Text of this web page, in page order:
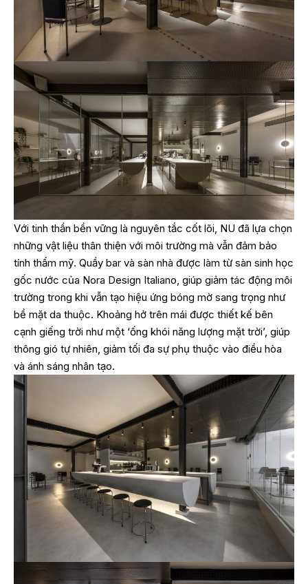
Với tinh thần bền vững là nguyên tắc cốt lõi, NU đã lựa chọn
những vật liệu thân thiện với môi trường mà vẫn đảm bảo
tính thẩm mỹ. Quầy bar và sàn nhà được làm từ sàn sinh học
gốc nước của Nora Design Italiano, giúp giảm tác động môi
trường trong khi vẫn tạo hiệu ứng bóng mờ sang trọng như
bề mặt da thuộc. Khoảng hở trên mái được thiết kế bên
cạnh giếng trời như một ‘ống khói năng lượng mặt trời’, giúp
thông gió tự nhiên, giảm tối đa sự phụ thuộc vào điều hòa
và ánh sáng nhân tạo.